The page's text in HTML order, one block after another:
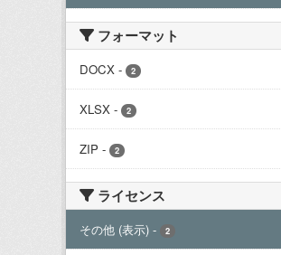
フォーマット
DOCX - 2
XLSX - 2
ZIP - 2
ライセンス
その他 (表示) - 2